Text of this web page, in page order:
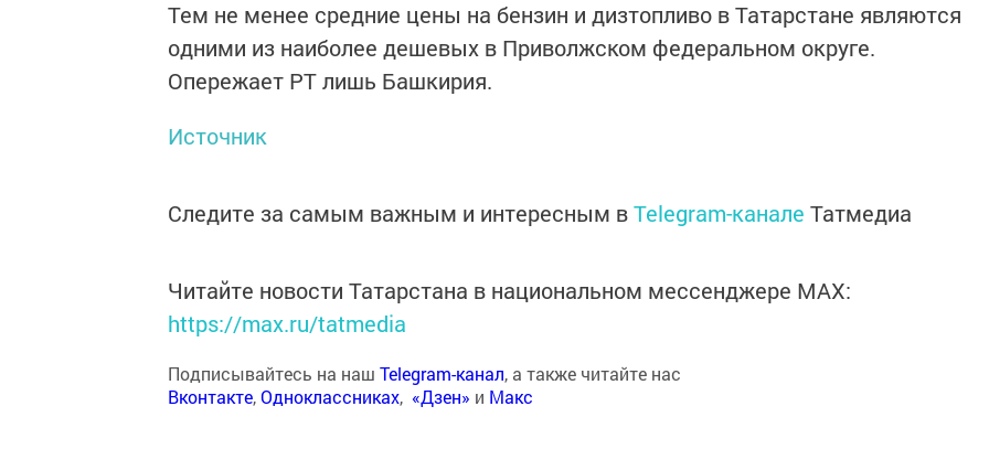
Тем не менее средние цены на бензин и дизтопливо в Татарстане являются
одними из наиболее дешевых в Приволжском федеральном округе.
Опережает РТ лишь Башкирия.
Источник
Следите за самым важным и интересным вTelegram-канале Татмедиа
Читайте новости Татарстана в национальном мессенджере MАХ:
https://max.ru/tatmedia
Подписывайтесь на наш Telegram-канал, а также читайте нас
Вконтакте,Одноклассниках, «Дзен» и Макс